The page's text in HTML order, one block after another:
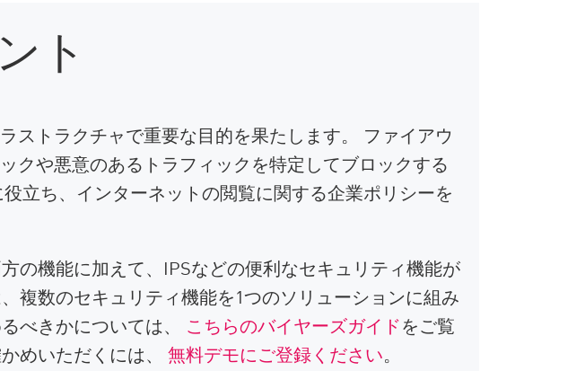
ト
ストラクチャで重要な目的を果たします。 ファイアウ
クや悪意のあるトラフィックを特定してブロックする
立ち、インターネットの閲覧に関する企業ポリシーを
の機能に加えて、IPSなどの便利なセキュリティ機能が
複数のセキュリティ機能を1つのソリューションに組み
べきかについては、 こちらのバイヤーズガイドをご覧
めいただくには、無料デモにご登録ください。